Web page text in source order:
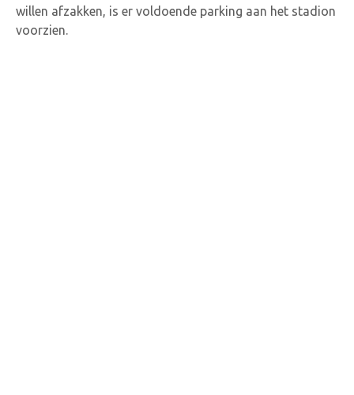
willen afzakken, is er voldoende parking aan het stadion
voorzien.